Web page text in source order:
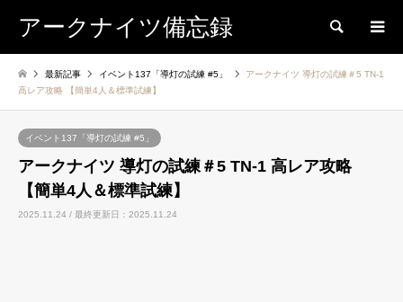
アークナイツ備忘録 検索
最新記事 イベント137「導灯の試練 #5」
アークナイツ 導灯の試練＃5 TN-1
高レア攻略 【簡単4人＆標準試練】
イベント137「導灯の試練 #5」
アークナイツ 導灯の試練＃5 TN-1 高レア攻略
【簡単4人＆標準試練】
2025.11.24 / 最終更新日：2025.11.24